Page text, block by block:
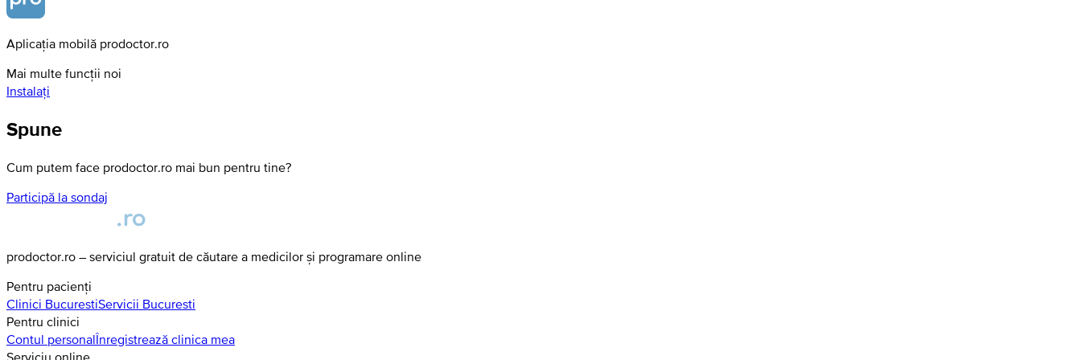
Aplicația mobilă prodoctor.ro
Mai multe funcții noi
Instalați
Spune
Cum putem face prodoctor.ro mai bun pentru tine?
Participă la sondaj
prodoctor.ro – serviciul gratuit de căutare a medicilor și programare online
Pentru pacienți
Clinici BucurestiServicii Bucuresti
Pentru clinici
Contul personalÎnregistrează clinica mea
Serviciu online